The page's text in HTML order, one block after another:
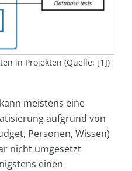
in Projekten (Quelle: [1])
meistens eine
aufgrund von
Personen, Wissen)
nicht umgesetzt
einen